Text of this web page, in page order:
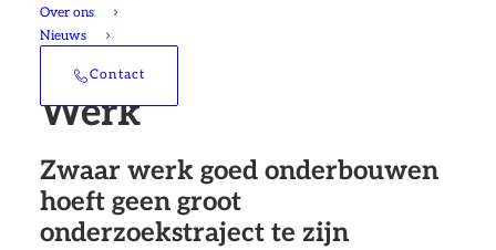
Over ons
Nieuws
Contact
Basismodel Zwaar
Werk
Zwaar werk goed onderbouwen
hoeft geen groot
onderzoekstraject te zijn